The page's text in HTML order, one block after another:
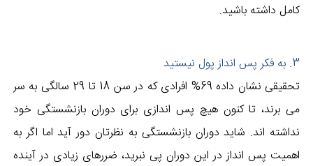
کامل داشته باشید.
3. به فکر پس انداز پول نیستید
تحقیقی نشان داده 69% افرادی که در سن 18 تا 29 سالگی به سر
می برند، تا کنون هیچ پس اندازی برای دوران بازنشستگی خود
نداشته اند. شاید دوران بازنشستگی به نظرتان دور آید اما اگر به
اهمیت پس انداز در این دوران پی نبرید، ضررهای زیادی در آینده